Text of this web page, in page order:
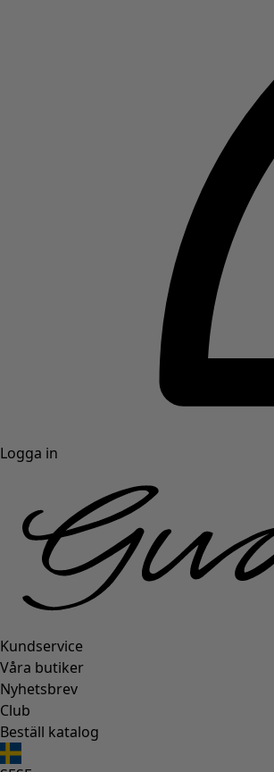
Logga in
Kundservice
Våra butiker
Nyhetsbrev
Club
Beställ katalog